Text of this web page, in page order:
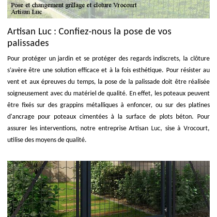
Artisan Luc : Confiez-nous la pose de vos
palissades
Pour protéger un jardin et se protéger des regards indiscrets, la clôture
s’avère être une solution efficace et à la fois esthétique. Pour résister au
vent et aux épreuves du temps, la pose de la palissade doit être réalisée
soigneusement avec du matériel de qualité. En effet, les poteaux peuvent
être fixés sur des grappins métalliques à enfoncer, ou sur des platines
d'ancrage pour poteaux cimentées à la surface de plots béton. Pour
assurer les interventions, notre entreprise Artisan Luc, sise à Vrocourt,
utilise des moyens de qualité.